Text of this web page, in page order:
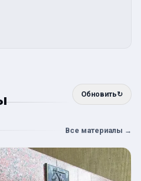
Обновить↻
Все материалы →